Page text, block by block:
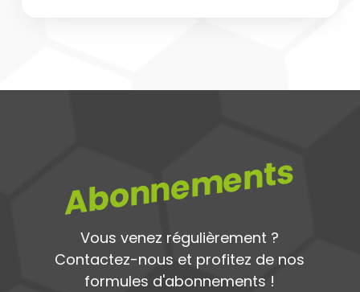
Abonnements
Vous venez régulièrement ?
Contactez-nous et profitez de nos
formules d'abonnements !